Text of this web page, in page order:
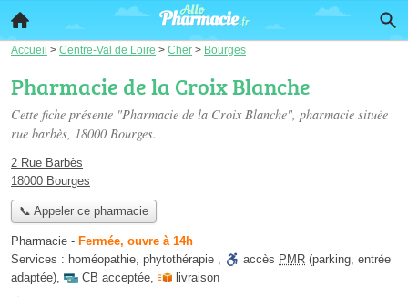
Accueil > Centre-Val de Loire > Cher > Bourges
Pharmacie de la Croix Blanche
Cette fiche présente "Pharmacie de la Croix Blanche", pharmacie située
rue barbès, 18000 Bourges.
2 Rue Barbès
18000 Bourges
📞 Appeler ce pharmacie
Pharmacie - Fermée, ouvre à 14h
Services : homéopathie, phytothérapie , accès PMR (parking, entrée
adaptée), CB acceptée, livraison